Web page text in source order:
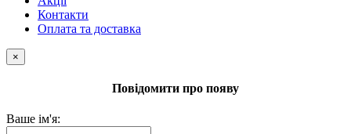
Контакти
Оплата та доставка
×
Повідомити про появу
Ваше ім'я: